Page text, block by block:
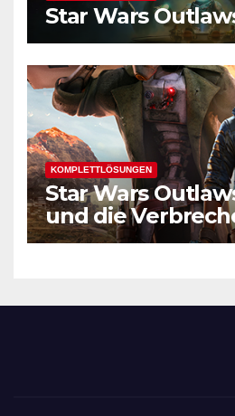
Star Wars
KOMPLETTLÖSUNGEN
Star Wars
und die